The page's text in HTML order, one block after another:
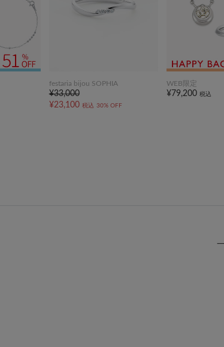
festaria bijou SOPHIA
¥33,000
¥23,100 税込 30% OFF
WEB限定
¥79,200税込